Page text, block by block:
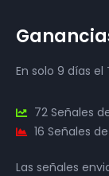
En solo 9 días el
72 Señales
16 Señales
Las señales